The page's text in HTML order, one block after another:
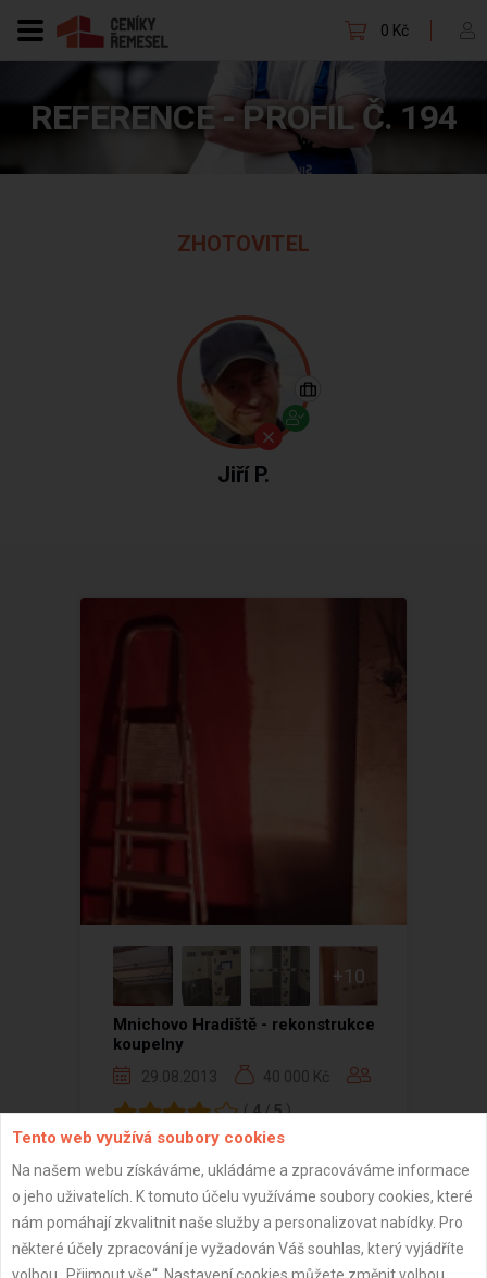
0 Kč
REFERENCE - PROFIL Č. 194
ZHOTOVITEL
Jiří P.
Mnichovo Hradiště - rekonstrukce
koupelny
29.08.2013
40 000 Kč
(4/5)
+10
Zobrazeno 1 z 1 reference
Tento web využívá soubory cookies
Na našem webu získáváme, ukládáme a zpracováváme informace
o jeho uživatelích. K tomuto účelu využíváme soubory cookies, které
nám pomáhají zkvalitnit naše služby a personalizovat nabídky. Pro
některé účely zpracování je vyžadován Váš souhlas, který vyjádříte
volbou „Přijmout vše“. Nastavení cookies můžete změnit volbou